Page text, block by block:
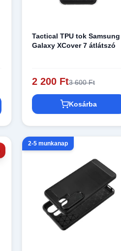
Tactical TPU tok Samsung
Galaxy XCover 7 átlátszó
2 200 Ft3 600 Ft
Kosárba
2-5 munkanap